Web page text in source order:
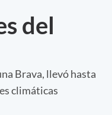
del
Brava, llevó hasta
climáticas